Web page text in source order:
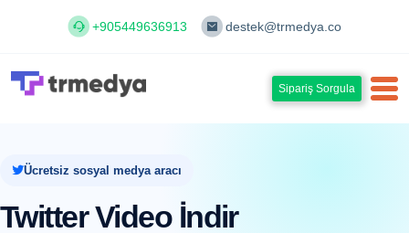
+905449636913 destek@trmedya.co
Sipariş Sorgula
Ücretsiz sosyal medya aracı
Twitter Video İndir